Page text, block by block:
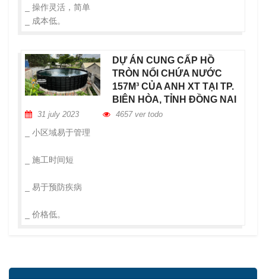
_ 操作灵活，简单
_ 成本低。
DỰ ÁN CUNG CẤP HỒ
TRÒN NỔI CHỨA NƯỚC
157M³ CỦA ANH XT TẠI TP.
BIÊN HÒA, TỈNH ĐỒNG NAI
31 july 2023 4657 ver todo
_ 小区域易于管理
_ 施工时间短
_ 易于预防疾病
_ 价格低。